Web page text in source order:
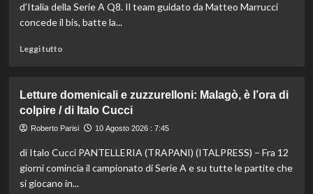
d’Italia della Serie A Q8. Il team guidato da Matteo Marrucci
concede il bis, batte la...
Leggi tuttoLeggi
Beach
soccer,
giù
sipario
sulle
finali:
Letture domenicali e zuzzurelloni: Malagò, è l’ora di
colpire / di Italo Cucci
Roberto Parisi 10 Agosto 2026 : 7:45
di Italo Cucci PANTELLERIA (TRAPANI) (ITALPRESS) – Fra 12
giorni comincia il campionato di Serie A e su tutte le partite che
si giocano in...